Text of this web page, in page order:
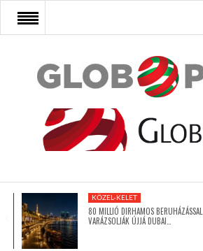
FŐOLDAL
AFRIKA
ÁZSIA
KÖZEL-KELET
80 MILLIÓ DIRHAMOS BERUHÁZÁSSAL
VARÁZSOLJÁK ÚJJÁ DUBAI…